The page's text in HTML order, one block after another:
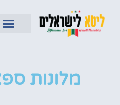
מלונות